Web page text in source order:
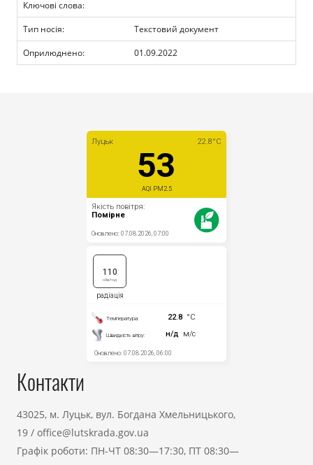
Ключові слова:
Тип носія:
Текстовий документ
Оприлюднено:
01.09.2022
Контакти
43025, м. Луцьк, вул. Богдана Хмельницького,
19 / office@lutskrada.gov.ua
Графік роботи: ПН-ЧТ 08:30—17:30, ПТ 08:30—